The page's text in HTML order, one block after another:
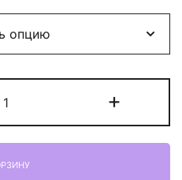
цен:
19700,00 ₽
–
25600,00 ₽
товара
Amouage
Love
+